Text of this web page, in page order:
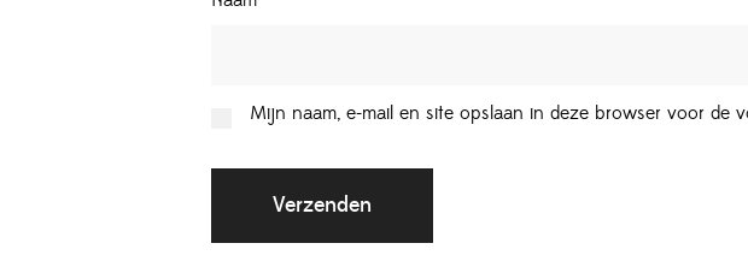
Mijn naam, e-mail en site opslaan in deze browser voor de